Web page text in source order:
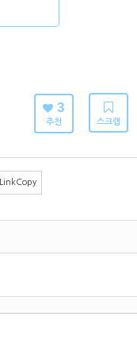
3
추천 스크랩
LinkCopy